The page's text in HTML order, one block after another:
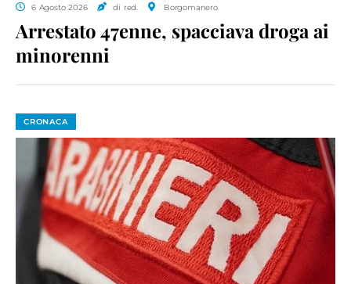
6 Agosto 2026 di red. Borgomanero
Arrestato 47enne, spacciava droga ai
minorenni
CRONACA